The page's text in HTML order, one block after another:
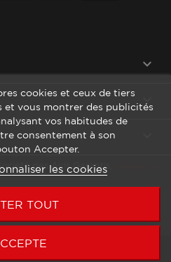
keyboard_arrow_down

des Avis Garantis,
cookies et ceux de tiers
et vous montrer des publicités
vos habitudes de
consentement à son
Accepter.
les cookies
TOUT